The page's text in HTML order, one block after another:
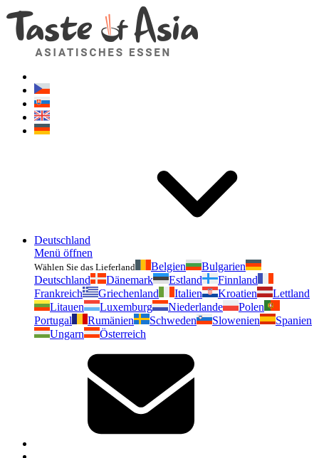
Deutschland
Menü öffnen
Wählen Sie das Lieferland Belgien
Bulgarien
Deutschland
Dänemark Estland
Finnland
Frankreich
Griechenland Italien Kroatien
Lettland
Litauen
Luxemburg Niederlande
Polen
Portugal
Rumänien Schweden Slowenien
Spanien
Ungarn
Österreich
Geschmackvonasien.de
Zögern Sie nicht zu fragen. Ich bin für Sie da!